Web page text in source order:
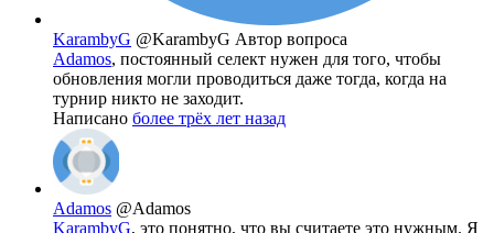
KarambyG @KarambyG Автор вопроса
Adamos, постоянный селект нужен для того, чтобы
обновления могли проводиться даже тогда, когда на
турнир никто не заходит.
Написано более трёх лет назад
Adamos @Adamos
KarambyG, это понятно, что вы считаете это нужным. Я